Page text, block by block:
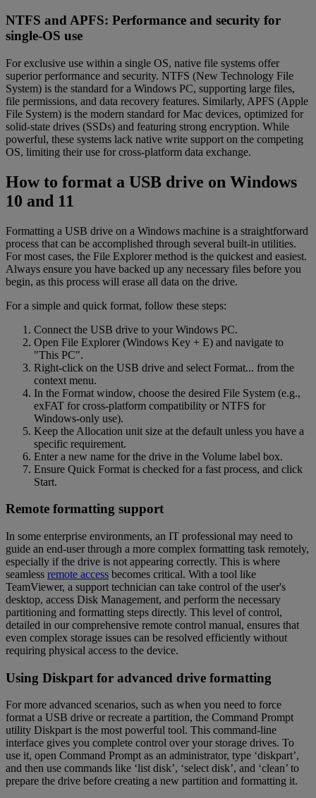
NTFS and APFS: Performance and security for
single-OS use
For exclusive use within a single OS, native file systems offer
superior performance and security. NTFS (New Technology File
System) is the standard for a Windows PC, supporting large files,
file permissions, and data recovery features. Similarly, APFS (Apple
File System) is the modern standard for Mac devices, optimized for
solid-state drives (SSDs) and featuring strong encryption. While
powerful, these systems lack native write support on the competing
OS, limiting their use for cross-platform data exchange.
How to format a USB drive on Windows
10 and 11
Formatting a USB drive on a Windows machine is a straightforward
process that can be accomplished through several built-in utilities.
For most cases, the File Explorer method is the quickest and easiest.
Always ensure you have backed up any necessary files before you
begin, as this process will erase all data on the drive.
For a simple and quick format, follow these steps:
Connect the USB drive to your Windows PC.
Open File Explorer (Windows Key + E) and navigate to
"This PC".
Right-click on the USB drive and select Format... from the
context menu.
In the Format window, choose the desired File System (e.g.,
exFAT for cross-platform compatibility or NTFS for
Windows-only use).
Keep the Allocation unit size at the default unless you have a
specific requirement.
Enter a new name for the drive in the Volume label box.
Ensure Quick Format is checked for a fast process, and click
Start.
Remote formatting support
In some enterprise environments, an IT professional may need to
guide an end-user through a more complex formatting task remotely,
especially if the drive is not appearing correctly. This is where
seamless remote access becomes critical. With a tool like
TeamViewer, a support technician can take control of the user's
desktop, access Disk Management, and perform the necessary
partitioning and formatting steps directly. This level of control,
detailed in our comprehensive remote control manual, ensures that
even complex storage issues can be resolved efficiently without
requiring physical access to the device.
Using Diskpart for advanced drive formatting
For more advanced scenarios, such as when you need to force
format a USB drive or recreate a partition, the Command Prompt
utility Diskpart is the most powerful tool. This command-line
interface gives you complete control over your storage drives. To
use it, open Command Prompt as an administrator, type ‘diskpart’,
and then use commands like ‘list disk’, ‘select disk’, and ‘clean’ to
prepare the drive before creating a new partition and formatting it.